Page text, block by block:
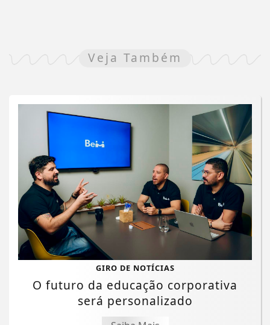
Veja Também
GIRO DE NOTÍCIAS
O futuro da educação corporativa
será personalizado